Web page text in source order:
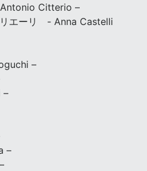
Citterio –
リエーリ - Anna Castelli
–
–
–